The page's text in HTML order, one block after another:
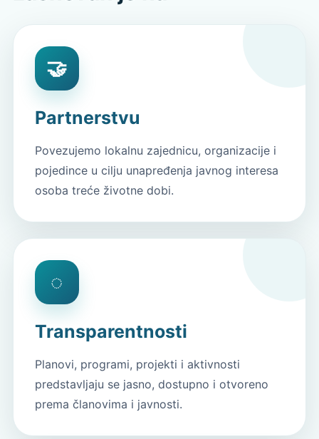
🤝
Partnerstvu
Povezujemo lokalnu zajednicu, organizacije i
pojedince u cilju unapređenja javnog interesa
osoba treće životne dobi.
◌
Transparentnosti
Planovi, programi, projekti i aktivnosti
predstavljaju se jasno, dostupno i otvoreno
prema članovima i javnosti.